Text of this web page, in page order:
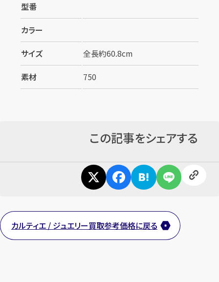
型番
カラー
サイズ
全長約60.8cm
素材
750
この記事をシェアする
カルティエ / ジュエリー買取参考価格に戻る